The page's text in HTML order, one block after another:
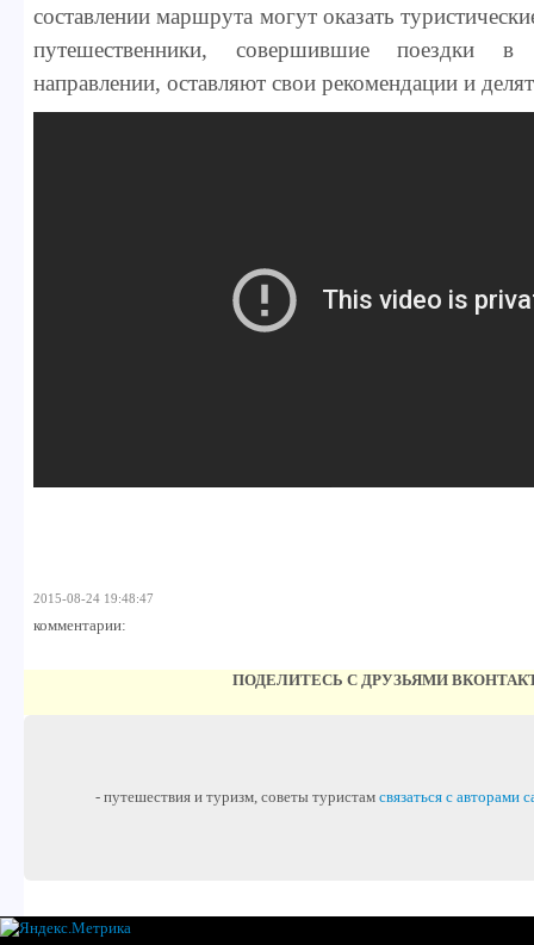
составлении маршрута могут оказать
путешественники, совершившие поездки
направлении, оставляют свои рекомендации и
2015-08-24 19:48:47
комментарии:
ПОДЕЛИТЕСЬ С ДРУЗЬЯМИ
- путешествия и туризм, советы туристам связаться с авторами